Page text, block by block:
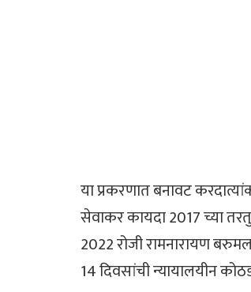
या प्रकरणात बनावट
सेवाकर कायदा 2017 च्या
2022 रोजी रामनारायण
14 दिवसांची न्यायालयीन